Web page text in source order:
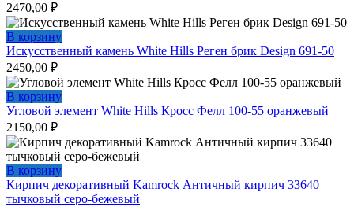
2470,00 ₽
В корзину
Искусственный камень White Hills Реген брик Design 691-50
2450,00 ₽
В корзину
Угловой элемент White Hills Кросс Фелл 100-55 оранжевый
2150,00 ₽
В корзину
Кирпич декоративный Kamrock Античный кирпич 33640
тычковый серо-бежевый